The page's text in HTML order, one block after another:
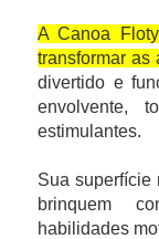
A Canoa
transformar as
divertido e
envolvente,
estimulantes.
Sua superfície
brinquem
habilidades